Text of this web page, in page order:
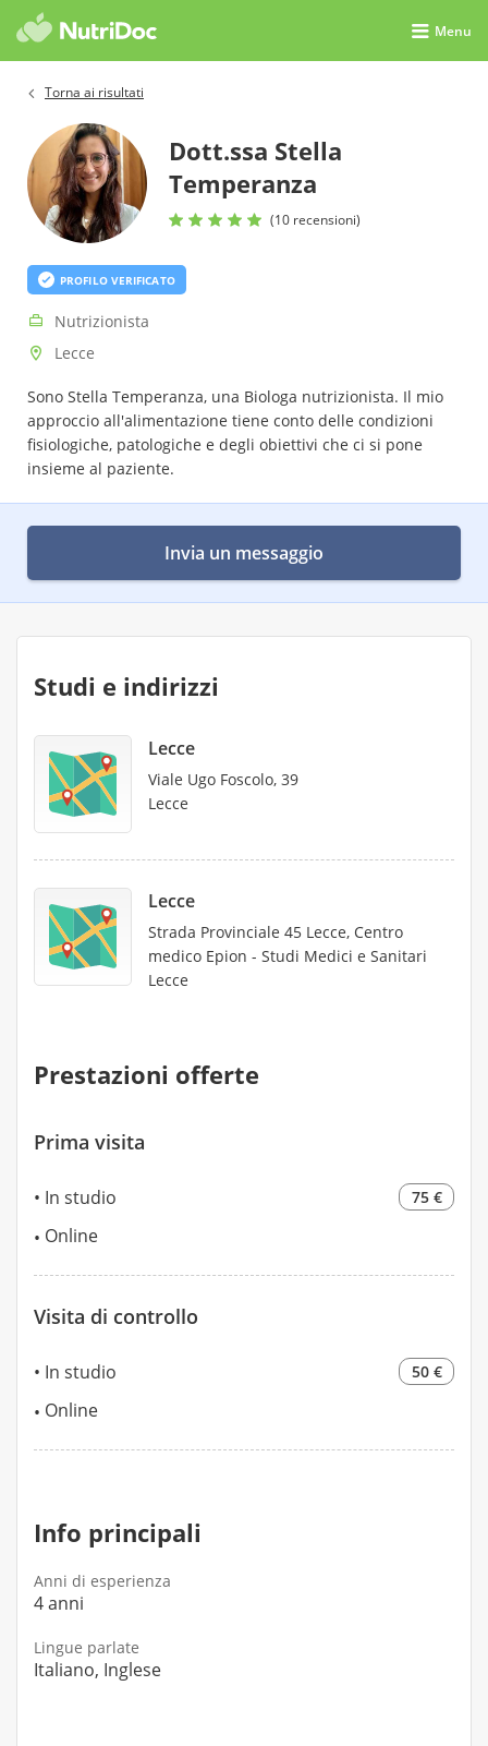
Menu
Torna ai risultati
Dott.ssa Stella
Temperanza
(10 recensioni)
PROFILO VERIFICATO
Nutrizionista
Lecce
Sono Stella Temperanza, una Biologa nutrizionista. Il mio
approccio all'alimentazione tiene conto delle condizioni
fisiologiche, patologiche e degli obiettivi che ci si pone
insieme al paziente.
Invia un messaggio
Studi e indirizzi
Lecce
Viale Ugo Foscolo, 39
Lecce
Lecce
Strada Provinciale 45 Lecce, Centro
medico Epion - Studi Medici e Sanitari
Lecce
Prestazioni offerte
Prima visita
In studio 75 €
Online
Visita di controllo
In studio 50 €
Online
Info principali
Anni di esperienza
4 anni
Lingue parlate
Italiano, Inglese